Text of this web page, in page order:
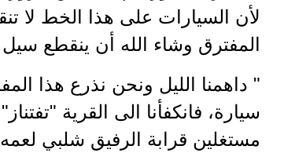
لأن السيارات على هذا الخط لا
المفترق وشاء الله أن ينقطع
" داهمنا الليل ونحن نذرع هذا
سيارة، فانكفأنا الى القرية
مستغلين قرابة الرفيق شلبي